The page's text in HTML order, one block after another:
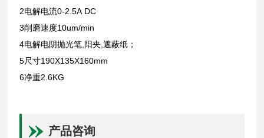
2电解电流0-2.5A DC
3削磨速度10um/min
4电解电阴抛光笔,阳夹,遮蔽纸；
5尺寸190X135X160mm
6净重2.6KG
产品咨询